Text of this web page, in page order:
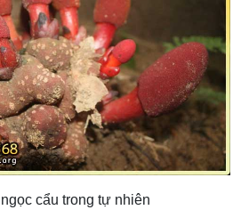
cẩu trong tự nhiên